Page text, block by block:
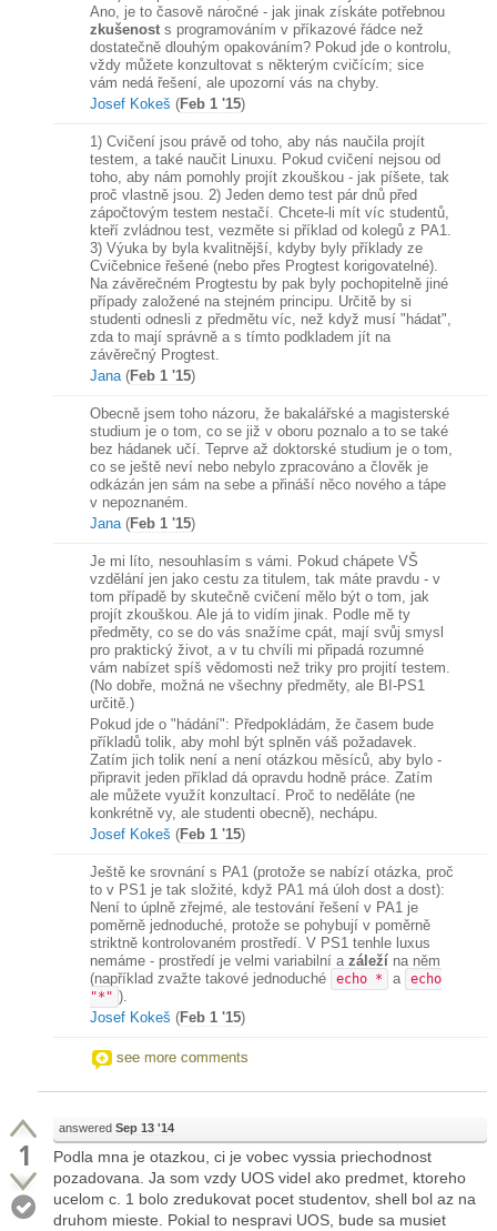
Ano, je to časově náročné - jak jinak získáte potřebnou
zkušenost s programováním v příkazové řádce než
dostatečně dlouhým opakováním? Pokud jde o kontrolu,
vždy můžete konzultovat s některým cvičícím; sice
vám nedá řešení, ale upozorní vás na chyby.
Josef Kokeš (Feb 1 '15)
1) Cvičení jsou právě od toho, aby nás naučila projít
testem, a také naučit Linuxu. Pokud cvičení nejsou od
toho, aby nám pomohly projít zkouškou - jak píšete, tak
proč vlastně jsou. 2) Jeden demo test pár dnů před
zápočtovým testem nestačí. Chcete-li mít víc studentů,
kteří zvládnou test, vezměte si příklad od kolegů z PA1.
3) Výuka by byla kvalitnější, kdyby byly příklady ze
Cvičebnice řešené (nebo přes Progtest korigovatelné).
Na závěrečném Progtestu by pak byly pochopitelně jiné
případy založené na stejném principu. Určitě by si
studenti odnesli z předmětu víc, než když musí "hádat",
zda to mají správně a s tímto podkladem jít na
závěrečný Progtest.
Jana(Feb 1 '15)
Obecně jsem toho názoru, že bakalářské a magisterské
studium je o tom, co se již v oboru poznalo a to se také
bez hádanek učí. Teprve až doktorské studium je o tom,
co se ještě neví nebo nebylo zpracováno a člověk je
odkázán jen sám na sebe a přináší něco nového a tápe
v nepoznaném.
Jana(Feb 1 '15)
Je mi líto, nesouhlasím s vámi. Pokud chápete VŠ
vzdělání jen jako cestu za titulem, tak máte pravdu - v
tom případě by skutečně cvičení mělo být o tom, jak
projít zkouškou. Ale já to vidím jinak. Podle mě ty
předměty, co se do vás snažíme cpát, mají svůj smysl
pro praktický život, a v tu chvíli mi připadá rozumné
vám nabízet spíš vědomosti než triky pro projití testem.
(No dobře, možná ne všechny předměty, ale BI-PS1
určitě.)
Pokud jde o "hádání": Předpokládám, že časem bude
příkladů tolik, aby mohl být splněn váš požadavek.
Zatím jich tolik není a není otázkou měsíců, aby bylo -
připravit jeden příklad dá opravdu hodně práce. Zatím
ale můžete využít konzultací. Proč to neděláte (ne
konkrétně vy, ale studenti obecně), nechápu.
Josef Kokeš (Feb 1 '15)
Ještě ke srovnání s PA1 (protože se nabízí otázka, proč
to v PS1 je tak složité, když PA1 má úloh dost a dost):
Není to úplně zřejmé, ale testování řešení v PA1 je
poměrně jednoduché, protože se pohybují v poměrně
striktně kontrolovaném prostředí. V PS1 tenhle luxus
nemáme - prostředí je velmi variabilní a záleží na něm
(například zvažte takové jednoduché
echo * a echo
"*" ).
Josef Kokeš (Feb 1 '15)
see more comments
1
answered Sep 13 '14
Podla mna je otazkou, ci je vobec vyssia priechodnost
pozadovana. Ja som vzdy UOS videl ako predmet, ktoreho
ucelom c. 1 bolo zredukovat pocet studentov, shell bol az na
druhom mieste. Pokial to nespravi UOS, bude sa musiet